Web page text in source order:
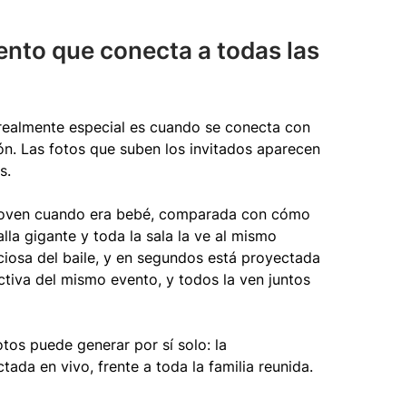
que conecta a todas las
especial es cuando se conecta con
Las fotos que suben los invitados aparecen
cuando era bebé, comparada con cómo
gigante y toda la sala la ve al mismo
del baile, y en segundos está proyectada
del mismo evento, y todos la ven juntos
puede generar por sí solo: la
en vivo, frente a toda la familia reunida.